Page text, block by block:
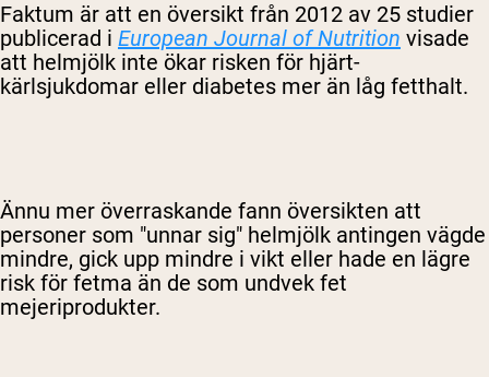
Faktum är att en översikt från 2012 av 25 studier
publicerad i European Journal of Nutrition visade
att helmjölk inte ökar risken för hjärt-
kärlsjukdomar eller diabetes mer än låg fetthalt.
Ännu mer överraskande fann översikten att
personer som "unnar sig" helmjölk antingen vägde
mindre, gick upp mindre i vikt eller hade en lägre
risk för fetma än de som undvek fet
mejeriprodukter.